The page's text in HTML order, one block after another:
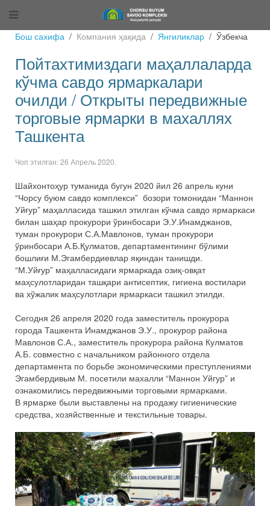
Бош сахифа Компания ҳақида Янгиликлар Ўзбекча
Пойтахтимиздаги маҳаллаларда
кўчма савдо ярмаркалари
очилди / Открыты передвижные
торговые ярмарки в махаллях
Ташкента
Чоп этилган:26 Апрель 2020
Шайхонтоҳур туманида бугун 2020 йил 26 апрель куни
“Чорсу буюм савдо комплекси” бозори томонидан “Маннон
Уйғур” маҳалласида ташкил этилган кўчма савдо ярмаркаси
билан шаҳар прокурори ўринбосари Э.У.Инамджанов,
туман прокурори С.А.Мавлонов, туман прокурори
ўринбосари А.Б.Қулматов, департаментининг бўлими
бошлиғи М.Эгамбердиевлар яқиндан танишди.
“М.Уйғур” маҳалласидаги ярмаркада озиқ-овқат
маҳсулотларидан ташқари антисептик, гигиена востилари
ва хўжалик маҳсулотлари ярмаркаси ташкил этилди.
Сегодня 26 апреля 2020 года заместитель прокурора
города Ташкента Инамджанов Э.У., прокурор района
Мавлонов С.А., заместитель прокурора района Кулматов
А.Б. совместно с начальником районного отдела
департамента по борьбе экономическими преступлениями
Эгамбердивым М. посетили махалли “Маннон Уйгур” и
ознакомились передвижными торговыми ярмарками.
В ярмарке были выставлены на продажу гигиенические
средства, хозяйственные и текстильные товары.